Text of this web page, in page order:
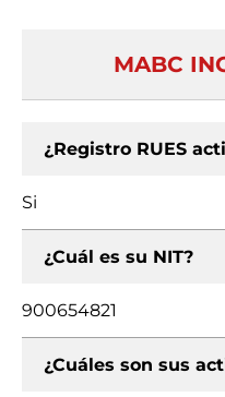
MABC
¿Registro RUES
Si
¿Cuál es su NIT?
900654821
¿Cuáles son sus